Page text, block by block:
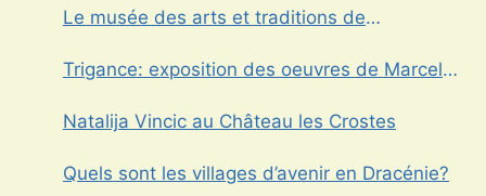
Le musée des arts et traditions de
Trigance: exposition des oeuvres de Marcel
Natalija Vincic au Château les Crostes
Quels sont les villages d’avenir en Dracénie?